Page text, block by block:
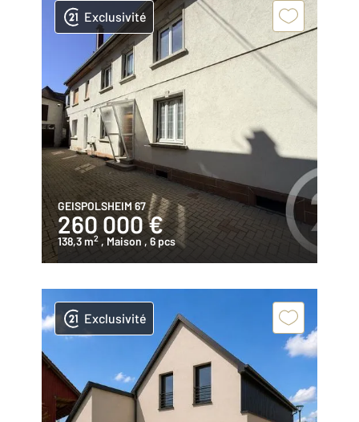
Exclusivité
GEISPOLSHEIM 67
260 000 €
138,3 m2 , Maison , 6 pcs
Exclusivité